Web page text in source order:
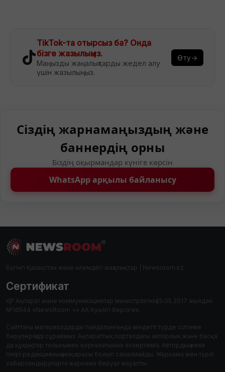
TikTok-та отырсыз ба? Онда
бізге жазылыңыз.
Маңызды жаңалықтарды жедел алу
үшін жазылыңыз.
Өту→
Сіздің жарнамаңыздың және
баннердің орны
Біздің оқырмандар күніге көрсін
WhatsApp арқылы байланысу
Бүгінгі Қазақстан және әлемдегі жаңалықтар | Newsroom.kz
Сертификат
ҚР Ақпарат және коммуникациялар министрлігінің 25.05.2017 жылдан
№16544 «NewsRoom +» АА Куәлігі берілген.
Сайттағы материалдарды пайдаланғанда міндетті түрде сілтеме
берулеріңізді сұраймыз. Ақпараттық порталдағы авторлық және басқа
да құқықтар толығымен қорғалатынын ескертеміз. Автордың жеке
пікірі редакцияның көзқарасы болып саналмайды. Жарнама мен түрлі
хабарландыруларға жарнама беруші жауапты.